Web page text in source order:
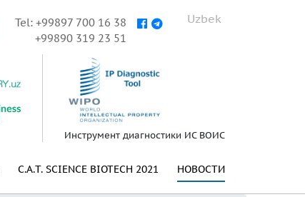
Uzbek
Tel: +99897 700 16 38
+99890 319 23 51
Инструмент диагностики ИС ВОИС
НОВОСТИ
C.A.T. SCIENCE BIOTECH 2021